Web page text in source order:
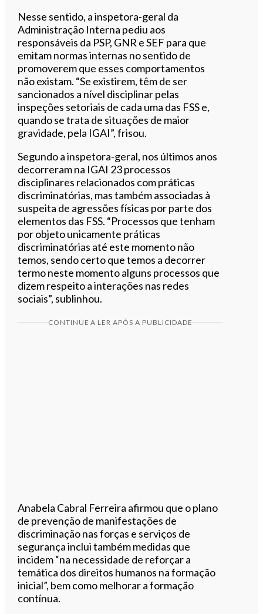
Nesse sentido, a inspetora-geral da
Administração Interna pediu aos
responsáveis da PSP, GNR e SEF para que
emitam normas internas no sentido de
promoverem que esses comportamentos
não existam. “Se existirem, têm de ser
sancionados a nível disciplinar pelas
inspeções setoriais de cada uma das FSS e,
quando se trata de situações de maior
gravidade, pela IGAI”, frisou.
Segundo a inspetora-geral, nos últimos anos
decorreram na IGAI 23 processos
disciplinares relacionados com práticas
discriminatórias, mas também associadas à
suspeita de agressões físicas por parte dos
elementos das FSS. “Processos que tenham
por objeto unicamente práticas
discriminatórias até este momento não
temos, sendo certo que temos a decorrer
termo neste momento alguns processos que
dizem respeito a interações nas redes
sociais”, sublinhou.
CONTINUE A LER APÓS A PUBLICIDADE
Anabela Cabral Ferreira afirmou que o plano
de prevenção de manifestações de
discriminação nas forças e serviços de
segurança inclui também medidas que
incidem “na necessidade de reforçar a
temática dos direitos humanos na formação
inicial”, bem como melhorar a formação
contínua.